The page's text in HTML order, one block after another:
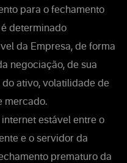
para o fechamento
determinado
da Empresa, de forma
negociação, de sua
ativo, volatilidade de
mercado.
estável entre o
e o servidor da
prematuro da